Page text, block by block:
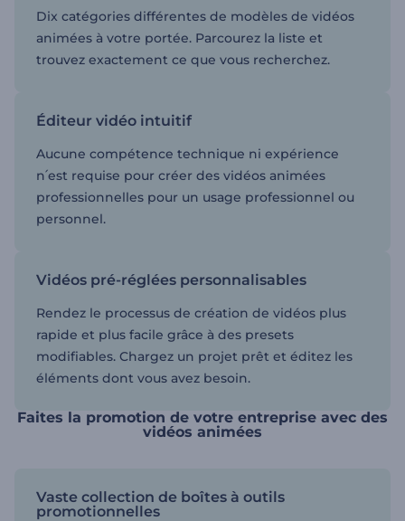
Dix catégories différentes de modèles de vidéos
animées à votre portée. Parcourez la liste et
trouvez exactement ce que vous recherchez.
Éditeur vidéo intuitif
Aucune compétence technique ni expérience
n՛est requise pour créer des vidéos animées
professionnelles pour un usage professionnel ou
personnel.
Vidéos pré-réglées personnalisables
Rendez le processus de création de vidéos plus
rapide et plus facile grâce à des presets
modifiables. Chargez un projet prêt et éditez les
éléments dont vous avez besoin.
Faites la promotion de votre entreprise avec des
vidéos animées
Vaste collection de boîtes à outils
promotionnelles